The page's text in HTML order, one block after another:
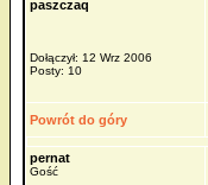
paszczaq
Dołączył: 12 Wrz 2006
Posty: 10
Powrót do góry
pernat
Gość